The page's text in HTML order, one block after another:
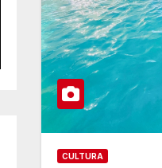
CULTURA